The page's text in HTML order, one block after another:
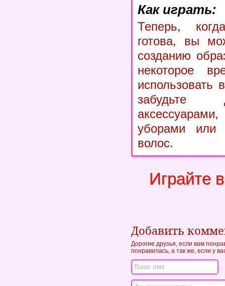
Как играть:
Теперь,
готова, вы
созданию
некоторое
использовать
забудьте
уборами или
волос.
Играйте
Добавить
Дорогие друзья, если вам
понравилась, а так же, если у